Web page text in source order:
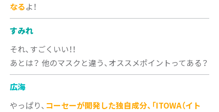
なるよ！
すみれ
それ、すごくいい！！
あとは？ 他のマスクと違う、オススメポイントってある？
広海
やっぱり、 コーセーが開発した独自成分、「ITOWA（イト